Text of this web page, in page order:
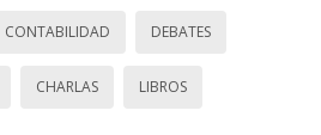
CONTABILIDAD DEBATES
CHARLAS LIBROS